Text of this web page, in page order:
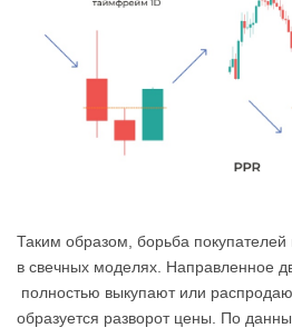
Таким образом, борьба покупателей
в свечных моделях. Направленное
полностью выкупают или
образуется разворот цены. По